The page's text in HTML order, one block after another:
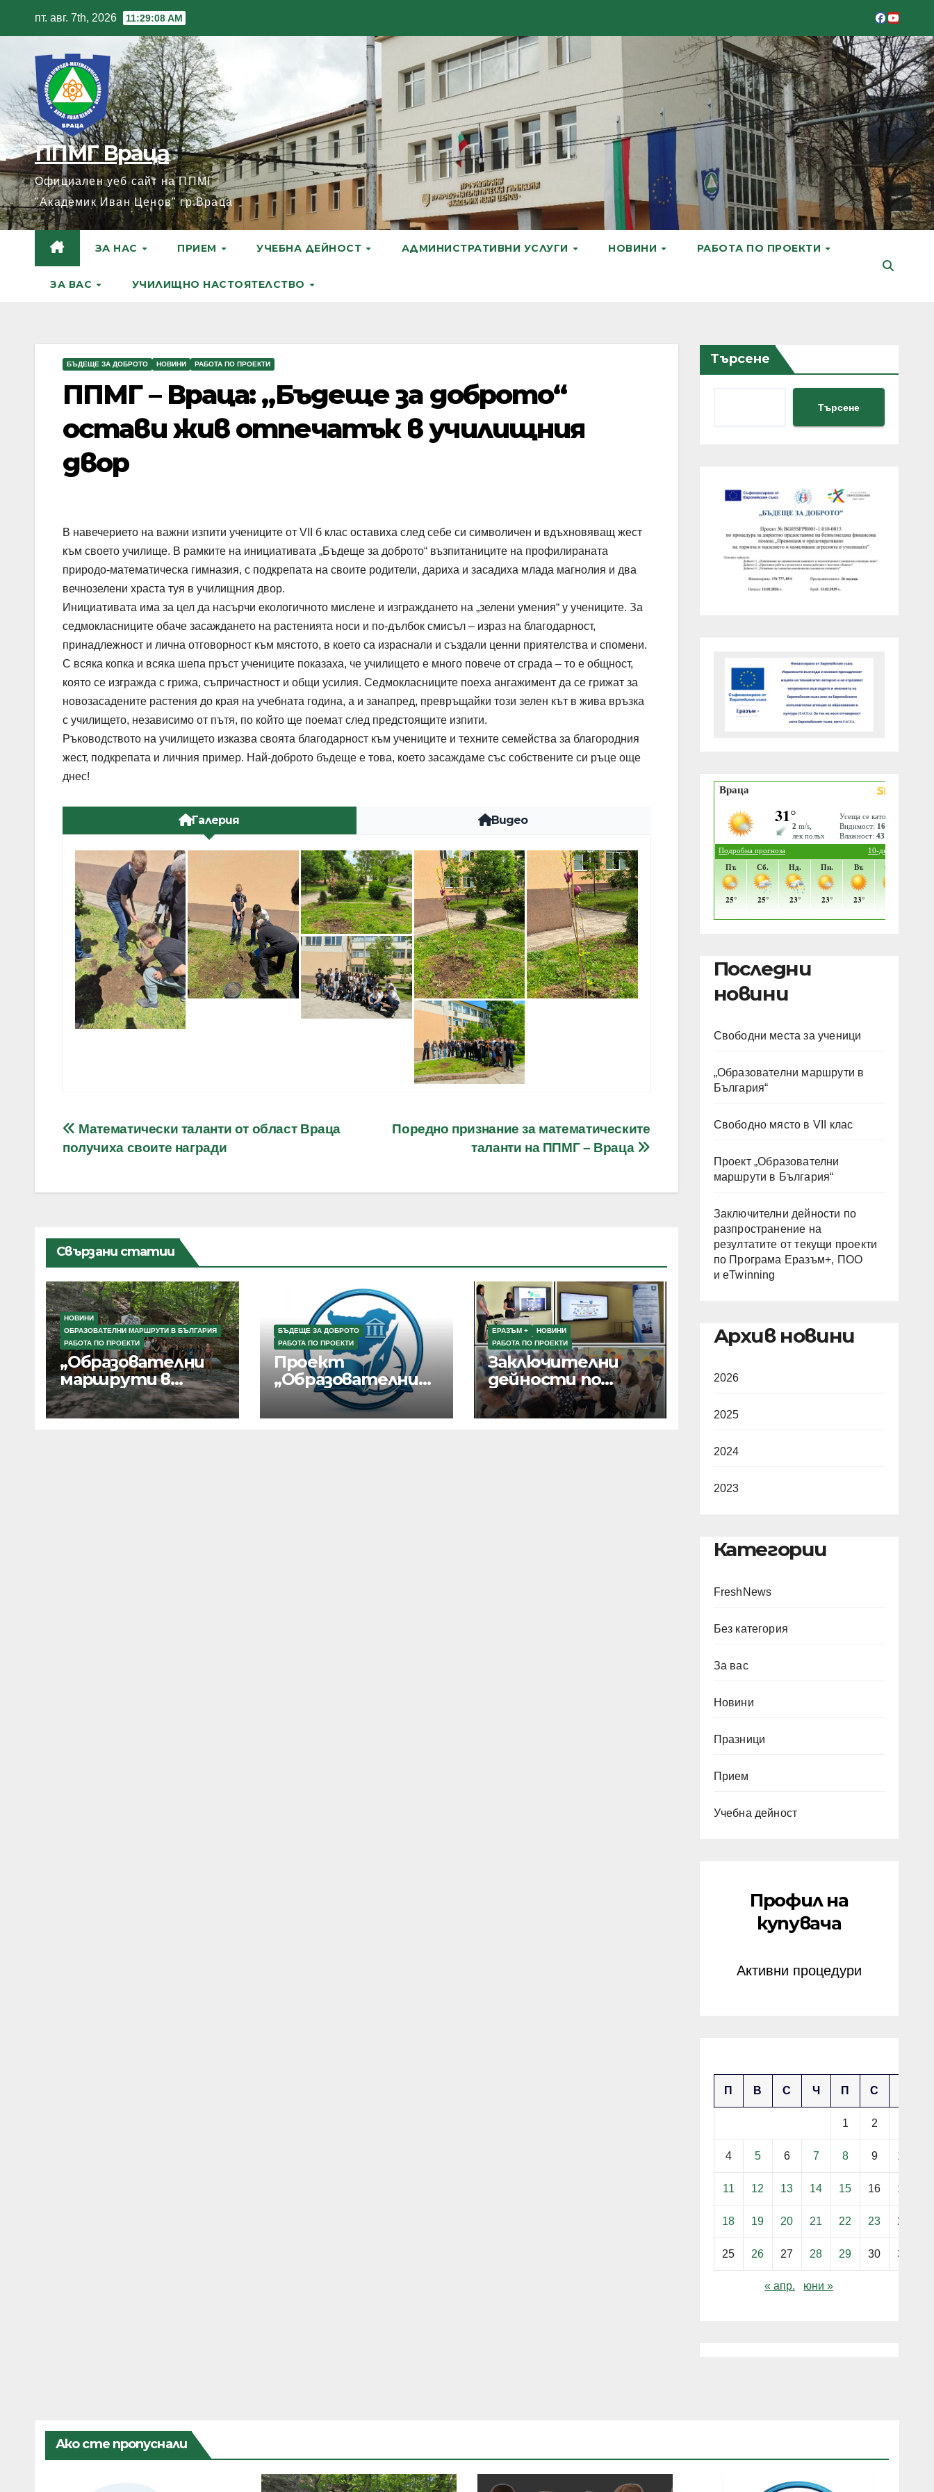
пт. авг. 7th, 2026 11:29:10 AM
ППМГ Враца
Официален уеб сайт на ППМГ
"Академик Иван Ценов" гр.Враца
ЗА НАС ПРИЕМ УЧЕБНА ДЕЙНОСТ АДМИНИСТРАТИВНИ УСЛУГИ НОВИНИ РАБОТА ПО ПРОЕКТИ
ЗА ВАС УЧИЛИЩНО НАСТОЯТЕЛСТВО
БЪДЕЩЕ ЗА ДОБРОТО НОВИНИ РАБОТА ПО ПРОЕКТИ
ППМГ – Враца: „Бъдеще за доброто“
остави жив отпечатък в училищния
двор
В навечерието на важни изпити учениците от VII б клас оставиха след себе си символичен и вдъхновяващ жест
към своето училище. В рамките на инициативата „Бъдеще за доброто“ възпитаниците на профилираната
природо-математическа гимназия, с подкрепата на своите родители, дариха и засадиха млада магнолия и два
вечнозелени храста туя в училищния двор.
Инициативата има за цел да насърчи екологичното мислене и изграждането на „зелени умения“ у учениците. За
седмокласниците обаче засаждането на растенията носи и по-дълбок смисъл – израз на благодарност,
принадлежност и лична отговорност към мястото, в което са израснали и създали ценни приятелства и спомени.
С всяка копка и всяка шепа пръст учениците показаха, че училището е много повече от сграда – то е общност,
която се изгражда с грижа, съпричастност и общи усилия. Седмокласниците поеха ангажимент да се грижат за
новозасадените растения до края на учебната година, а и занапред, превръщайки този зелен кът в жива връзка
с училището, независимо от пътя, по който ще поемат след предстоящите изпити.
Ръководството на училището изказва своята благодарност към учениците и техните семейства за благородния
жест, подкрепата и личния пример. Най-доброто бъдеще е това, което засаждаме със собствените си ръце още
днес!
Галерия Видео
Навигация
Поредно признание за математическите
таланти на ППМГ – Враца
Математически таланти от област Враца
получиха своите награди
Свързани статии
НОВИНИ
ОБРАЗОВАТЕЛНИ МАРШРУТИ В БЪЛГАРИЯ
РАБОТА ПО ПРОЕКТИ
„Образователни
маршрути в
България“
БЪДЕЩЕ ЗА ДОБРОТО
РАБОТА ПО ПРОЕКТИ
Проект
„Образователни
маршрути в
България“
ЕРАЗЪМ +
НОВИНИ
РАБОТА ПО ПРОЕКТИ
Заключителни
дейности по
разпространение
на резултатите
Търсене
Търсене
Последни
новини
Свободни места за ученици
„Образователни маршрути в
България“
Свободно място в VII клас
Проект „Образователни
маршрути в България“
Заключителни дейности по
разпространение на
резултатите от текущи проекти
по Програма Еразъм+, ПОО
и eTwinning
Архив новини
2026
2025
2024
2023
Категории
FreshNews
Без категория
За вас
Новини
Празници
Прием
Учебна дейност
Профил на
купувача
Активни процедури
П В С Ч П С
1 2
4 5 6 7 8 9 10
11 12 13 14 15 16 17
18 19 20 21 22 23 24
25 26 27 28 29 30 31
« апр. юни »
Ако сте пропуснали